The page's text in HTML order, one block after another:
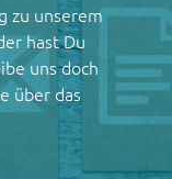
zu unserem
hast Du
uns doch
über das